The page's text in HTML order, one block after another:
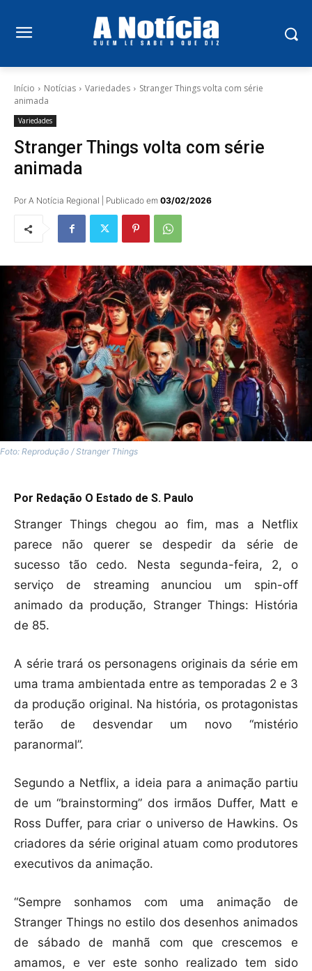
Início Notícias Variedades
Stranger Things volta com série
animada
Variedades
Stranger Things volta com série
animada
Por A Notícia Regional | Publicado em 03/02/2026
Foto: Reprodução / Stranger Things
Por Redação O Estado de S. Paulo
Stranger Things chegou ao fim, mas a Netflix
parece não querer se despedir da série de
sucesso tão cedo. Nesta segunda-feira, 2, o
serviço de streaming anunciou um spin-off
animado da produção, Stranger Things: História
de 85.
A série trará os personagens originais da série em
uma trama ambientada entre as temporadas 2 e 3
da produção original. Na história, os protagonistas
terão de desvendar um novo “mistério
paranormal”.
Segundo a Netflix, a ideia para a animação partiu
de um “brainstorming” dos irmãos Duffer, Matt e
Ross Duffer, para criar o universo de Hawkins. Os
criadores da série original atuam como produtores
executivos da animação.
“Sempre sonhamos com uma animação de
Stranger Things no estilo dos desenhos animados
de sábado de manhã com que crescemos e
amamos, e ver este sonho realizado tem sido